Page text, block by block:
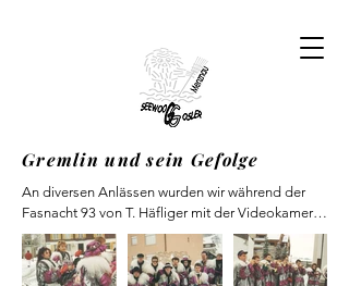
Gremlin und sein Gefolge
An diversen Anlässen wurden wir während der
Fasnacht 93 von T. Häfliger mit der Videokamera
begleitet. Beim diesjährigen “Abschlussfest”
kamen wir in den Genuss der einzelnen
Aufnahmen, welche sämtliche Höhen- aber auch